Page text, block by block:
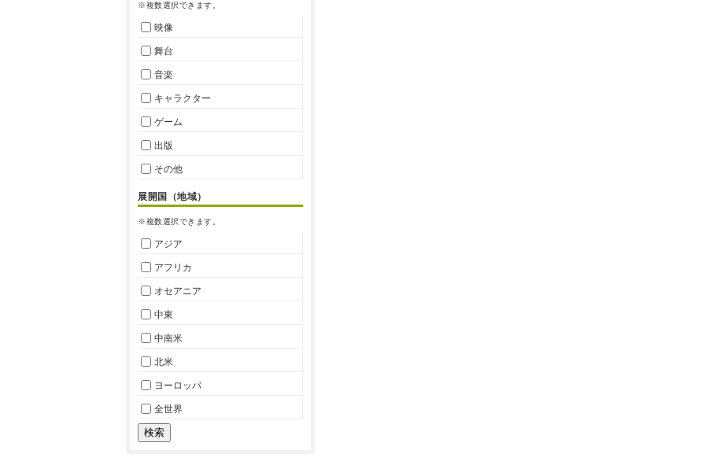
※複数選択できます。
映像
舞台
音楽
キャラクター
ゲーム
出版
その他
展開国（地域）
※複数選択できます。
アジア
アフリカ
オセアニア
中東
中南米
北米
ヨーロッパ
全世界